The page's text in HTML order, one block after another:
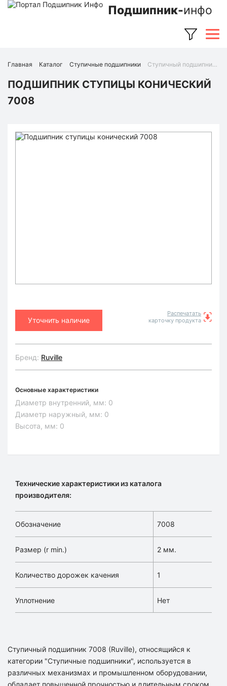
Подшипник-инфо
Главная Каталог Ступичные подшипники Ступичный подшипник 7008 (Ruville)
ПОДШИПНИК СТУПИЦЫ КОНИЧЕСКИЙ
7008
Уточнить наличие
Распечатать
карточку продукта
Бренд: Ruville
Основные характеристики
Диаметр внутренний, мм: 0
Диаметр наружный, мм: 0
Высота, мм: 0
Технические характеристики из каталога
производителя:
Обозначение 7008
Размер (r min.) 2 мм.
Количество дорожек качения 1
Уплотнение Нет
Ступичный подшипник 7008 (Ruville), относящийся к
категории "Ступичные подшипники", используется в
различных механизмах и промышленном оборудовании,
обладает повышенной прочностью и длительным сроком